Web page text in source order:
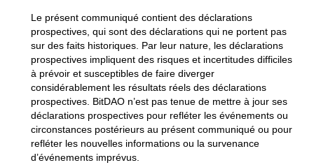
Le présent communiqué contient des déclarations
prospectives, qui sont des déclarations qui ne portent pas
sur des faits historiques. Par leur nature, les déclarations
prospectives impliquent des risques et incertitudes difficiles
à prévoir et susceptibles de faire diverger
considérablement les résultats réels des déclarations
prospectives. BitDAO n’est pas tenue de mettre à jour ses
déclarations prospectives pour refléter les événements ou
circonstances postérieurs au présent communiqué ou pour
refléter les nouvelles informations ou la survenance
d’événements imprévus.